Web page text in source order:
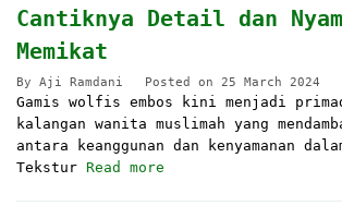
Cantiknya Detail dan
Memikat
By Aji Ramdani Posted on 25 March 2024
Gamis wolfis embos kini menjadi
kalangan wanita muslimah yang
antara keanggunan dan kenyamanan
Tekstur Read more